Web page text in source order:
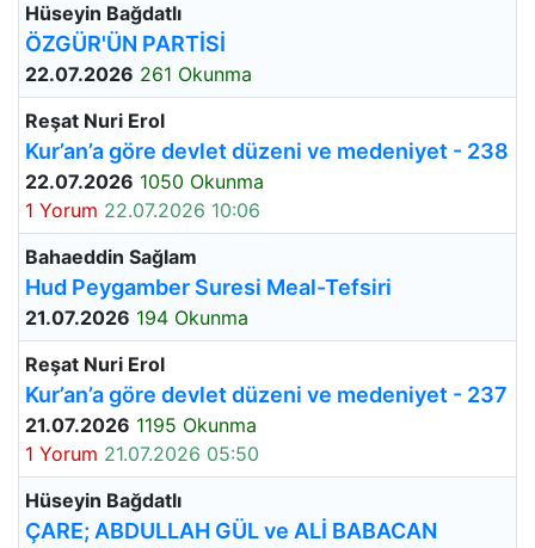
Hüseyin Bağdatlı
ÖZGÜR'ÜN PARTİSİ
22.07.2026 261 Okunma
Reşat Nuri Erol
Kur’an’a göre devlet düzeni ve medeniyet - 238
22.07.2026 1050 Okunma
1 Yorum 22.07.2026 10:06
Bahaeddin Sağlam
Hud Peygamber Suresi Meal-Tefsiri
21.07.2026 194 Okunma
Reşat Nuri Erol
Kur’an’a göre devlet düzeni ve medeniyet - 237
21.07.2026 1195 Okunma
1 Yorum 21.07.2026 05:50
Hüseyin Bağdatlı
ÇARE; ABDULLAH GÜL ve ALİ BABACAN